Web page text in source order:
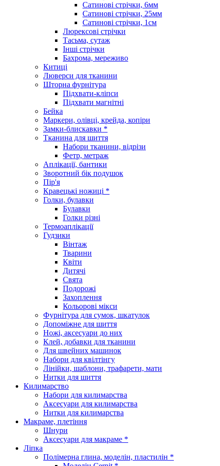
Сатинові стрічки, 6мм
Сатинові стрічки, 25мм
Сатинові стрічки, 1см
Люрексові стрічки
Тасьма, сутаж
Інші стрічки
Бахрома, мереживо
Китиці
Люверси для тканини
Шторна фурнітура
Підхвати-кліпси
Підхвати магнітні
Бейка
Маркери, олівці, крейда, копіри
Замки-блискавки *
Тканина для шиття
Набори тканини, відрізи
Фетр, метраж
Аплікації, бантики
Зворотний бік подушок
Пір'я
Кравецькі ножиці *
Голки, булавки
Булавки
Голки різні
Термоаплікації
Гудзики
Вінтаж
Тварини
Квіти
Дитячі
Свята
Подорожі
Захоплення
Кольорові мікси
Фурнітура для сумок, шкатулок
Допоміжне для шиття
Ножі, аксесуари до них
Клей, добавки для тканини
Для швейних машинок
Набори для квілтінгу
Лінійки, шаблони, трафарети, мати
Нитки для шиття
Килимарство
Набори для килимарства
Аксесуари для килимарства
Нитки для килимарства
Макраме, плетіння
Шнури
Аксесуари для макраме *
Ліпка
Полімерна глина, моделін, пластилін *